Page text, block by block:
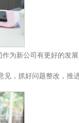
为新公司有更好的发
见，抓好问题整改，推